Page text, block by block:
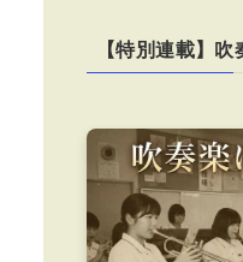
【特別連載】